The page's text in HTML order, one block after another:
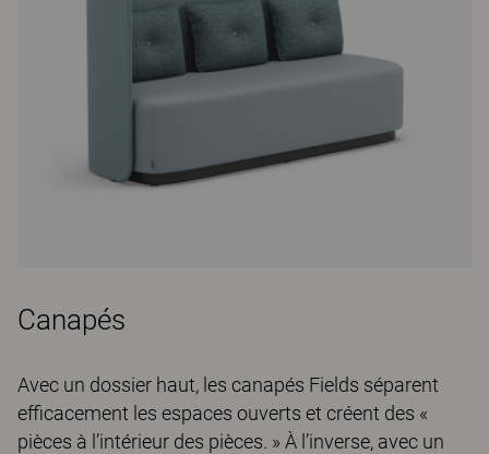
Canapés
Avec un dossier haut, les canapés Fields séparent
efficacement les espaces ouverts et créent des «
pièces à l’intérieur des pièces. » À l’inverse, avec un